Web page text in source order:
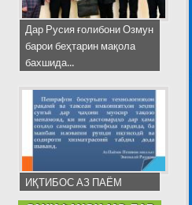
Дар Русия ғолибони Озмун
барои беҳтарин мақола
бахшида...
ИҚТИБОС АЗ ПАЁМ